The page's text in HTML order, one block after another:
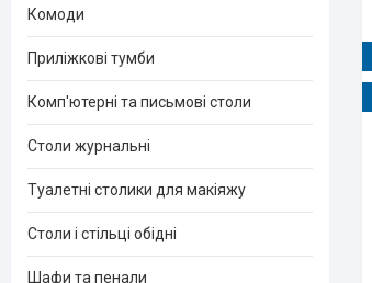
Комоди
Приліжкові тумби
Комп'ютерні та письмові столи
Столи журнальні
Туалетні столики для макіяжу
Столи і стільці обідні
Шафи та пенали